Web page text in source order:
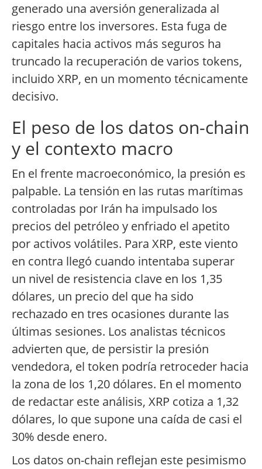
generado una aversión generalizada al
riesgo entre los inversores. Esta fuga de
capitales hacia activos más seguros ha
truncado la recuperación de varios tokens,
incluido XRP, en un momento técnicamente
decisivo.
El peso de los datos on-chain
y el contexto macro
En el frente macroeconómico, la presión es
palpable. La tensión en las rutas marítimas
controladas por Irán ha impulsado los
precios del petróleo y enfriado el apetito
por activos volátiles. Para XRP, este viento
en contra llegó cuando intentaba superar
un nivel de resistencia clave en los 1,35
dólares, un precio del que ha sido
rechazado en tres ocasiones durante las
últimas sesiones. Los analistas técnicos
advierten que, de persistir la presión
vendedora, el token podría retroceder hacia
la zona de los 1,20 dólares. En el momento
de redactar este análisis, XRP cotiza a 1,32
dólares, lo que supone una caída de casi el
30% desde enero.
Los datos on-chain reflejan este pesimismo